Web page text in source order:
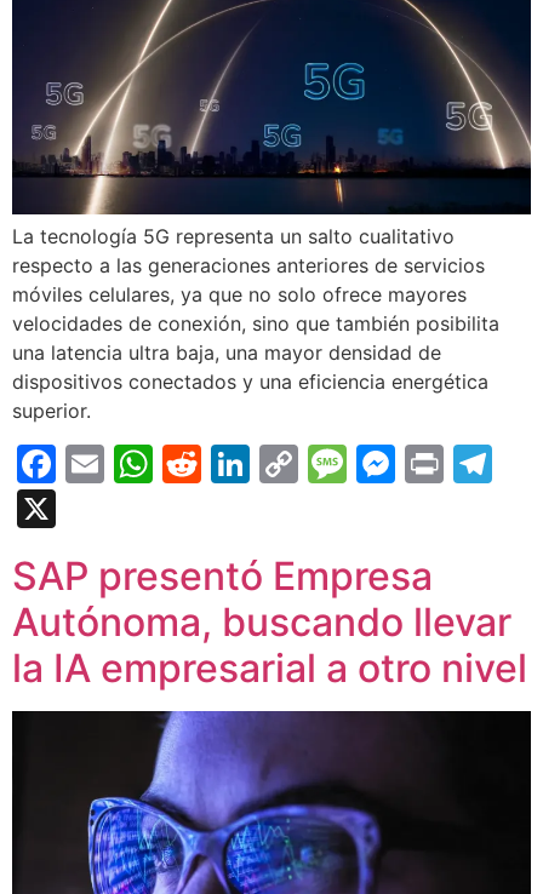
La tecnología 5G representa un salto cualitativo
respecto a las generaciones anteriores de servicios
móviles celulares, ya que no solo ofrece mayores
velocidades de conexión, sino que también posibilita
una latencia ultra baja, una mayor densidad de
dispositivos conectados y una eficiencia energética
superior.
Facebook
EmailWhatsApp
Reddit
LinkedIn
CopyMessage
Print
SAP presentó Empresa
Autónoma, buscando llevar
la IA empresarial a otro nivel